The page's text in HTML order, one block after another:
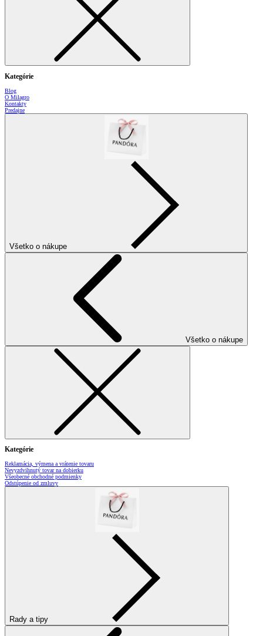
Kategórie
Blog
O Milagro
Kontakty
Predajne
Všetko o nákupe
Všetko o nákupe
Kategórie
Reklamácia, výmena a vrátenie tovaru
Nevyzdvihnutý tovar na dobierku
Všeobecné obchodné podmienky
Odstúpenie od zmluvy
Rady a tipy